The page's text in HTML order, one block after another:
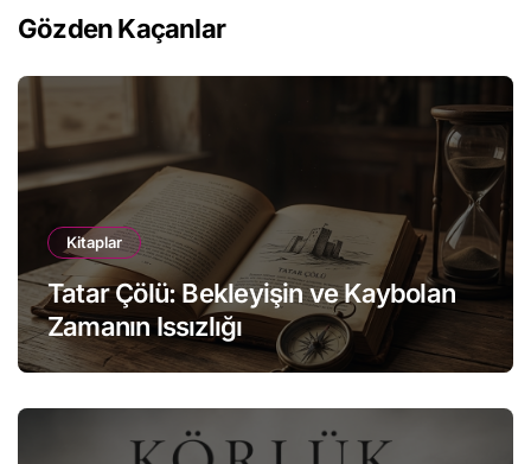
Gözden Kaçanlar
Kitaplar
Tatar Çölü: Bekleyişin ve Kaybolan
Zamanın Issızlığı